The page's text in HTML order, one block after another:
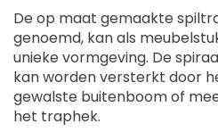
De op maat gemaakte
genoemd, kan als
unieke vormgeving. De
kan worden versterkt door
gewalste buitenboom of
het traphek.